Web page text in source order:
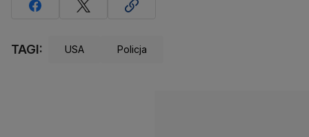
TAGI: USA Policja